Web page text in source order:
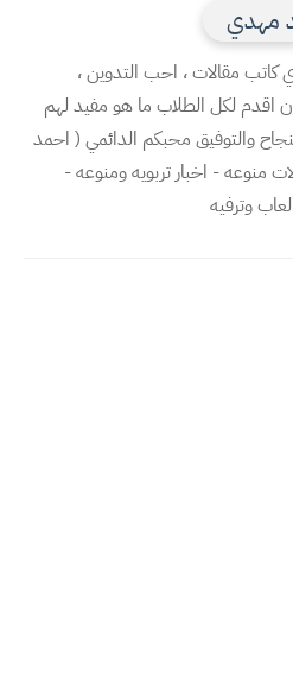
مهدي
كاتب مقالات ، احب التدوين ،
اقدم لكل الطلاب ما هو مفيد لهم
والتوفيق محبكم الدائمي ( احمد
منوعه - اخبار تربويه ومنوعه -
وترفيه